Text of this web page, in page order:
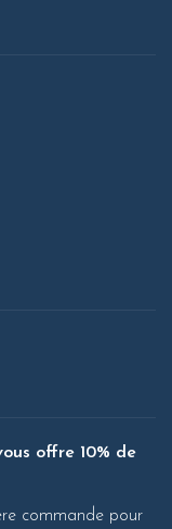
offre 10% de
commande pour